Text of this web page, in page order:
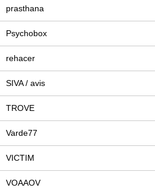
prasthana
Psychobox
rehacer
SIVA / avis
TROVE
Varde77
VICTIM
VOAAOV